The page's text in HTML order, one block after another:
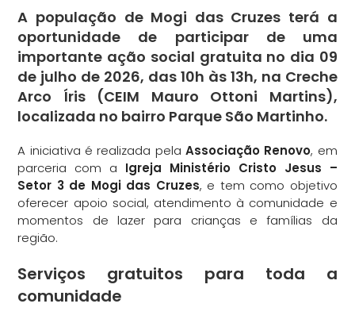
A população de Mogi das Cruzes terá a
oportunidade de participar de uma
importante ação social gratuita no dia 09
de julho de 2026, das 10h às 13h, na Creche
Arco Íris (CEIM Mauro Ottoni Martins),
localizada no bairro Parque São Martinho.
A iniciativa é realizada pela Associação Renovo, em
parceria com a Igreja Ministério Cristo Jesus –
Setor 3 de Mogi das Cruzes, e tem como objetivo
oferecer apoio social, atendimento à comunidade e
momentos de lazer para crianças e famílias da
região.
Serviços gratuitos para toda a
comunidade